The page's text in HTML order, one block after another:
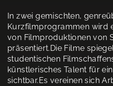
In zwei gemischten,
Kurzfilmprogrammen wird
von Filmproduktionen von
präsentiert.Die Filme
studentischen
künstlerisches Talent für
sichtbar.Es vereinen sich